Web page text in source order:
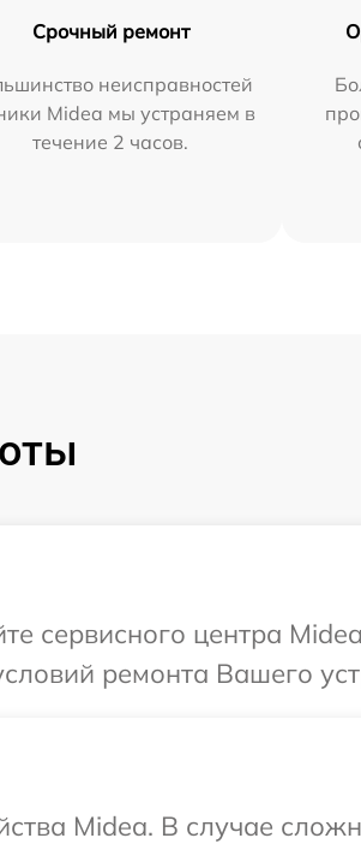
Срочный ремонт
неисправностей
Midea мы устраняем в
течение 2 часов.
сервисного центра
ремонта Вашего
Midea. В случае